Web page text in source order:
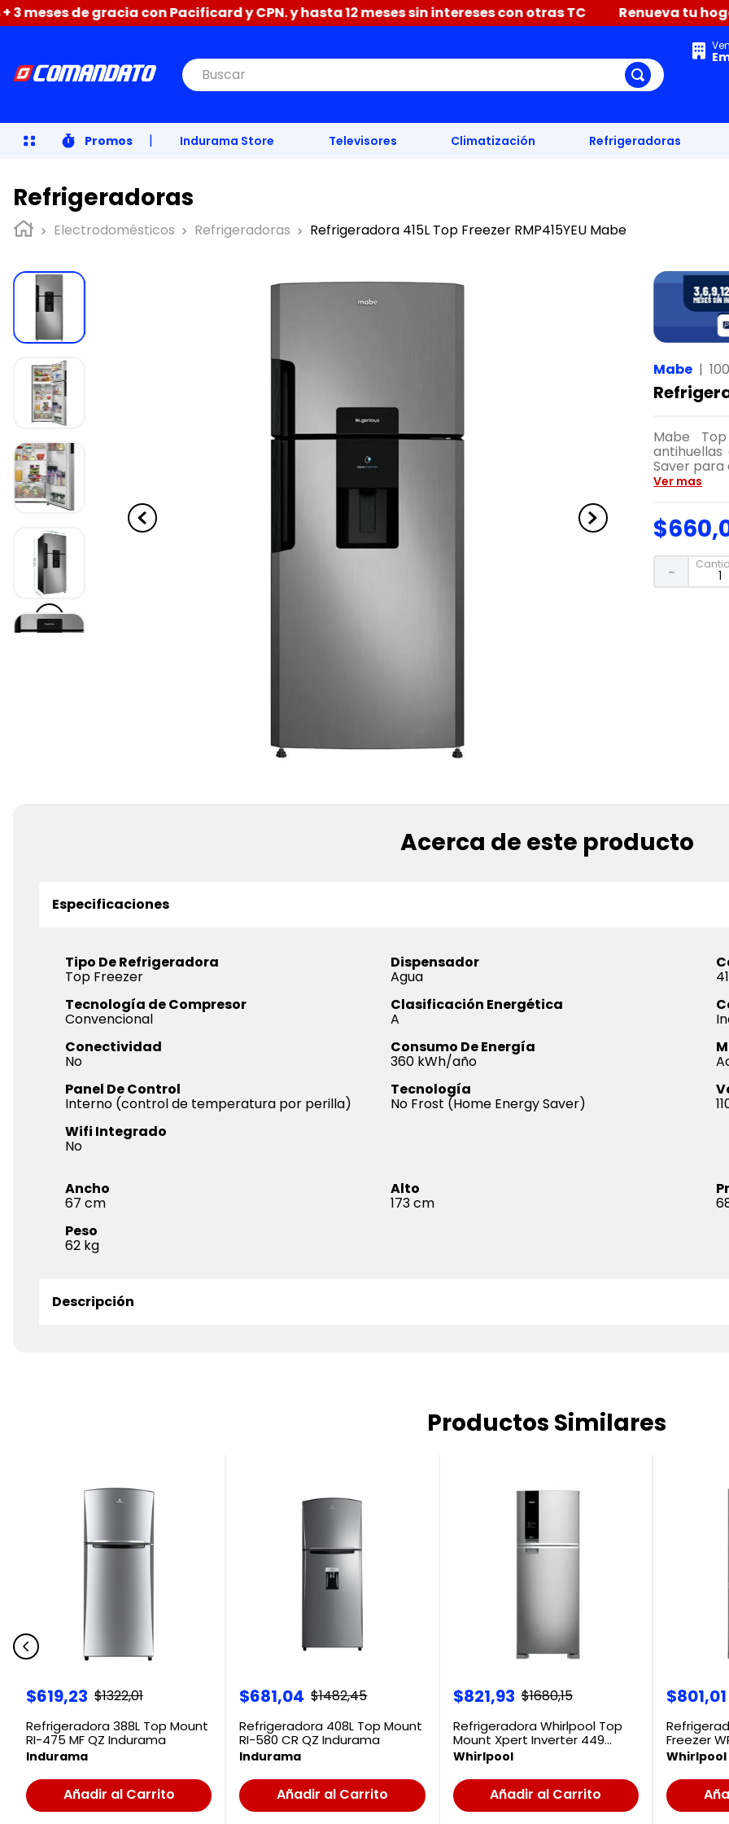
de gracia con Pacificard y CPN. y hasta 12 meses sin intereses con otras TC Renueva tu hogar
Buscar
Promos | Indurama Store Televisores Climatización Refrigeradoras
Refrigeradoras
Electrodomésticos Refrigeradoras Refrigeradora 415L Top Freezer RMP415YEU Mabe
Mabe |
Mabe
Saver
Ver mas
$660,
－
Acerca de este producto
Especificaciones
Tipo De Refrigeradora
Top Freezer
Dispensador
Agua
Tecnología de Compresor
Convencional
Clasificación Energética
A
Conectividad
No
Consumo De Energía
360 kWh/año
Panel De Control
Interno (control de temperatura por perilla)
Tecnología
No Frost (Home Energy Saver)
Wifi Integrado
No
Ancho
67
Alto
173
Peso
62
Descripción
Productos Similares
$619,23 $1322,01
Refrigeradora 388L Top Mount
RI-475 MF QZ Indurama
Indurama
Añadir al Carrito
$681,04 $1482,45
Refrigeradora 408L Top Mount
RI-580 CR QZ Indurama
Indurama
Añadir al Carrito
$821,93 $1680,15
Refrigeradora Whirlpool Top
Mount Xpert Inverter 449
Litros WRM56CKTWW
Whirlpool
Añadir al Carrito
$801,01
Freezer
Whirlpool
Whirlpool